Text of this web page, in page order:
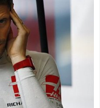
Kalendář F1
Výsledky F1
Týmy a jezdci F1